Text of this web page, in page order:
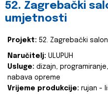
52. Zagrebački
umjetnosti
Projekt: 52. Zagrebački salon
Naručitelj: ULUPUH
Usluge: dizajn, programiranje,
nabava opreme
Vrijeme produkcije: rujan -